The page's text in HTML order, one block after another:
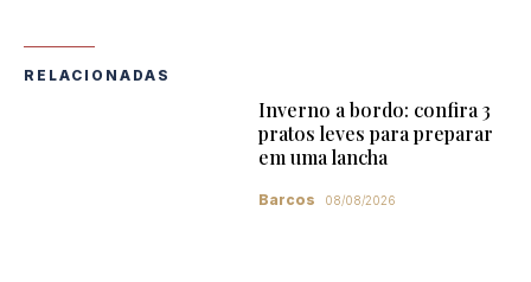
RELACIONADAS
Inverno a bordo: confira 3
pratos leves para preparar
em uma lancha
Barcos 08/08/2026